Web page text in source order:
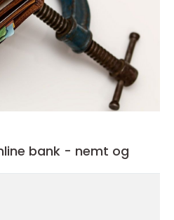
bank - nemt og